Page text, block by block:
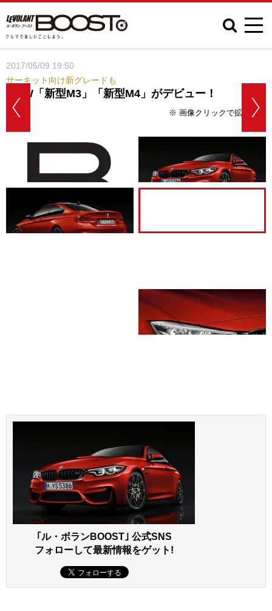
2017/05/09 19:50
サーキット向け新グレードも
BMW「新型M3」「新型M4」がデビュー！
※ 画像クリックで拡大表示
｢ル・ボランBOOST｣ 公式SNS
フォローして最新情報をゲット!